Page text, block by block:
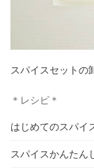
スパイスセットの
＊レシピ＊
はじめてのスパイ
スパイスかんたん